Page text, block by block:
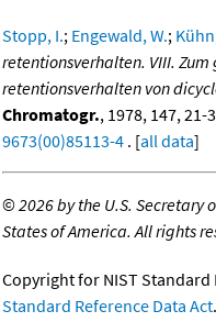
Stopp, I.; Engewald, W.;
retentionsverhalten. VIII.
retentionsverhalten von
Chromatogr., 1978, 147, 21-
9673(00)85113-4 . [all data]
©2026 by the U.S. Secretary
States of America. All rights
Copyright for NIST Standard
Standard Reference Data Act.